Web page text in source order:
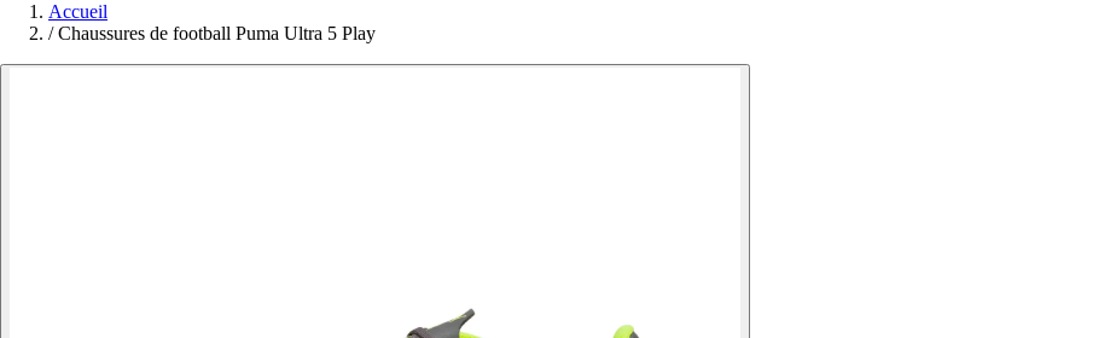
Accueil
/ Chaussures de football Puma Ultra 5 Play